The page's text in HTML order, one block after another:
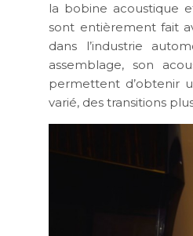
la bobine acoustique
sont entièrement fait
dans l’industrie
assemblage, son
permettent d’obtenir
varié, des transitions